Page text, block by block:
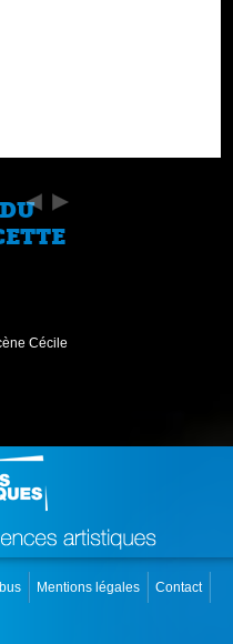
Cécile
Mentions légales
Contact